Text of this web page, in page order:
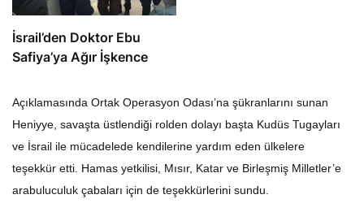
İsrail’den Doktor Ebu
Safiya’ya Ağır İşkence
Açıklamasında Ortak Operasyon Odası’na şükranlarını sunan
Heniyye, savaşta üstlendiği rolden dolayı başta Kudüs Tugayları
ve İsrail ile mücadelede kendilerine yardım eden ülkelere
teşekkür etti. Hamas yetkilisi, Mısır, Katar ve Birleşmiş Milletler’e
arabuluculuk çabaları için de teşekkürlerini sundu.